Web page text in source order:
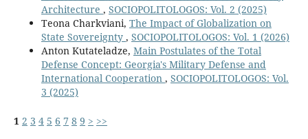
Architecture , SOCIOPOLITOLOGOS: Vol. 2 (2025)
Teona Charkviani, The Impact of Globalization on
State Sovereignty , SOCIOPOLITOLOGOS: Vol. 1 (2026)
Anton Kutateladze, Main Postulates of the Total
Defense Concept: Georgia's Military Defense and
International Cooperation , SOCIOPOLITOLOGOS: Vol.
3 (2025)
1 2 3 4 5 6 7 8 9 > >>